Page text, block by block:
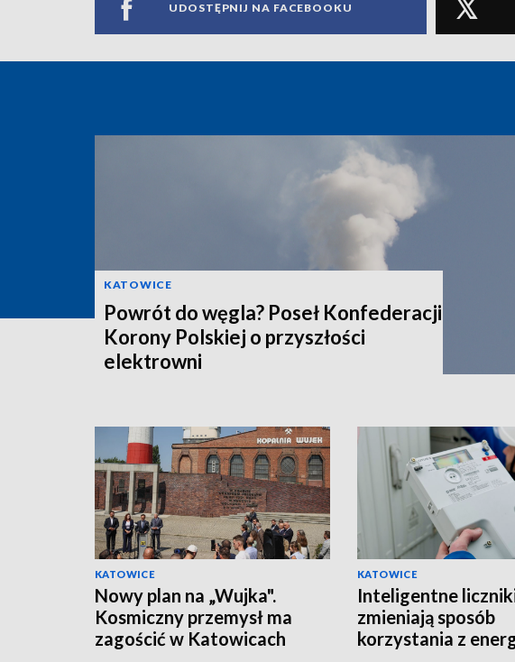
UDOSTĘPNIJ NA FACEBOOKU
KATOWICE
Powrót do węgla? Poseł Konfederacji
Korony Polskiej o przyszłości
elektrowni
KATOWICE
Nowy plan na „Wujka".
Kosmiczny przemysł ma
zagościć w Katowicach
KATOWICE
Inteligentne
zmieniają sposób
korzystania z